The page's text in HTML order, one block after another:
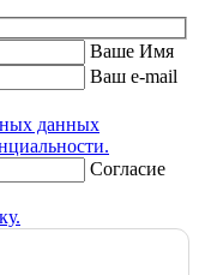
Ваше Имя
Ваш e-mail
данных
Согласие